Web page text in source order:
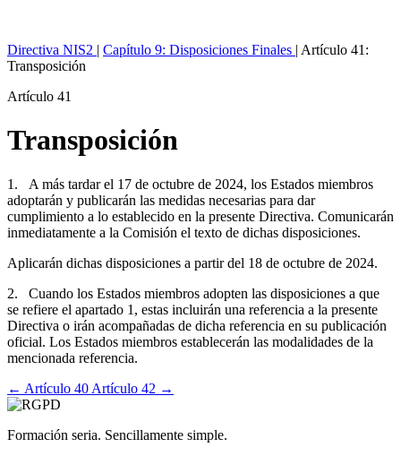
Directiva NIS2 | Capítulo 9: Disposiciones Finales | Artículo 41:
Transposición
Artículo 41
Transposición
1. A más tardar el 17 de octubre de 2024, los Estados miembros
adoptarán y publicarán las medidas necesarias para dar
cumplimiento a lo establecido en la presente Directiva. Comunicarán
inmediatamente a la Comisión el texto de dichas disposiciones.
Aplicarán dichas disposiciones a partir del 18 de octubre de 2024.
2. Cuando los Estados miembros adopten las disposiciones a que
se refiere el apartado 1, estas incluirán una referencia a la presente
Directiva o irán acompañadas de dicha referencia en su publicación
oficial. Los Estados miembros establecerán las modalidades de la
mencionada referencia.
← Artículo 40 Artículo 42 →
Formación seria. Sencillamente simple.